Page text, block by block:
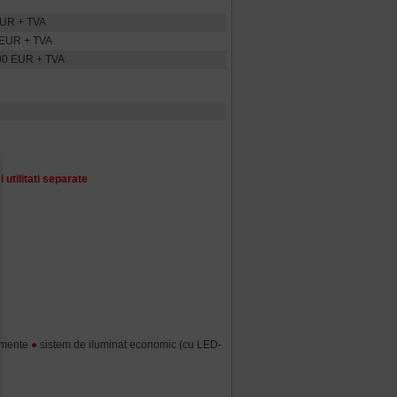
+ TVA
+ TVA
EUR + TVA
utilitati separate
● sistem de iluminat economic (cu LED-